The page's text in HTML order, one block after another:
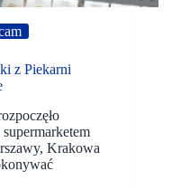
z Piekarni
Krakowa